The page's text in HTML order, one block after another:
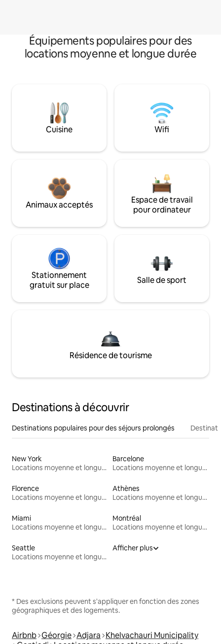
Équipements populaires pour des
locations moyenne et longue durée
Cuisine Wifi
Animaux acceptés
Espace de travail
pour ordinateur
Stationnement
gratuit sur place
Salle de sport
Résidence de tourisme
Destinations à découvrir
Destinations populaires pour des séjours prolongés
New York
Locations moyenne et longue durée
Barcelone
Locations moyenne et longue durée
Florence
Locations moyenne et longue durée
Athènes
Locations moyenne et longue durée
Miami
Locations moyenne et longue durée
Montréal
Locations moyenne et longue durée
Seattle
Locations moyenne et longue durée
Afficher plus
* Des exclusions peuvent s'appliquer en fonction des zones
géographiques et des logements.
Airbnb Géorgie Adjara Khelvachauri Municipality